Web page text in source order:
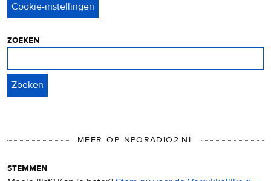
zoeken
MEER OP NPORADIO2.NL
stemmen